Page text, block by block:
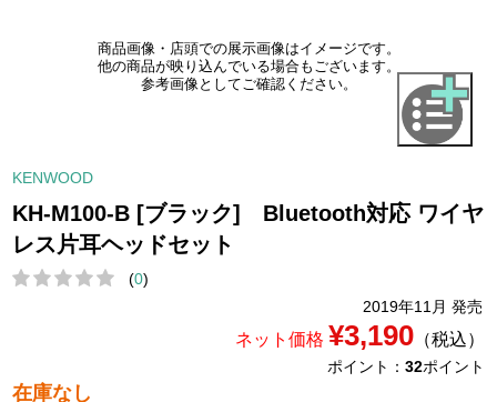
商品画像・店頭での展示画像はイメージです。
他の商品が映り込んでいる場合もございます。
参考画像としてご確認ください。
KENWOOD
KH-M100-B [ブラック] Bluetooth対応 ワイヤ
レス片耳ヘッドセット
(0)
2019年11月 発売
ネット価格 ¥3,190（税込）
ポイント： 32ポイント
在庫なし